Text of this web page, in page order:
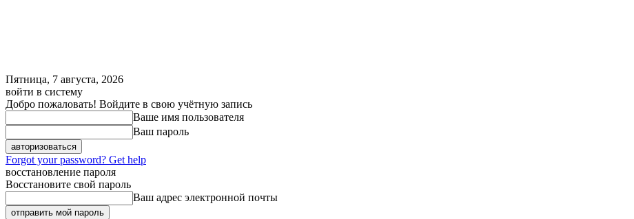
Пятница, 7 августа, 2026
войти в систему
Добро пожаловать! Войдите в свою учётную запись
Ваше имя пользователя
Ваш пароль
Forgot your password? Get help
восстановление пароля
Восстановите свой пароль
Ваш адрес электронной почты